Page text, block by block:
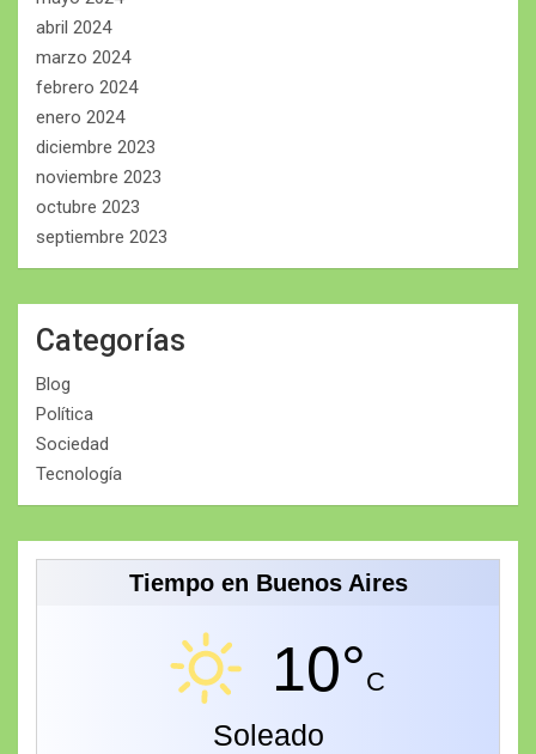
abril 2024
marzo 2024
febrero 2024
enero 2024
diciembre 2023
noviembre 2023
octubre 2023
septiembre 2023
Categorías
Blog
Política
Sociedad
Tecnología
Tiempo en Buenos Aires
10°C
Soleado